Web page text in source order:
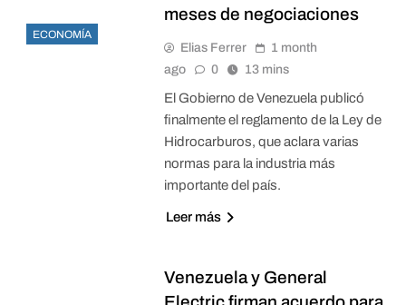
ECONOMÍA
meses de negociaciones
Elias Ferrer
1 month
ago
0 13 mins
El Gobierno de Venezuela publicó
finalmente el reglamento de la Ley de
Hidrocarburos, que aclara varias
normas para la industria más
importante del país.
Leer más
Venezuela y General